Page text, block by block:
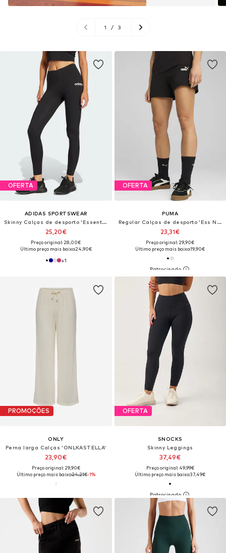
OFERTA
ADIDAS SPORTSWEAR
Skinny Calças de desporto 'Essentials'
25,20€
Preço original: 28,00€
Último preço mais baixo:24,90€
+1
OFERTA
PUMA
Regular Calças de desporto 'Ess No. 1'
23,31€
Preço original: 29,90€
Último preço mais baixo:19,90€
PROMOÇÕES
ONLY
Perna larga Calças 'ONLKASTELLA'
23,90€
Preço original: 29,90€
Último preço mais baixo:24,21€-1%
OFERTA
SNOCKS
Skinny Leggings
37,49€
Preço original: 49,99€
Último preço mais baixo:37,49€
1 / 3